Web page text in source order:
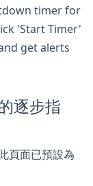
timer for
'Start Timer'
get alerts
逐步指
頁面已預設為